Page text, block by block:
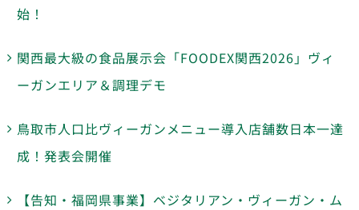
始！
関西最大級の食品展示会「FOODEX関西2026」ヴィ
ーガンエリア＆調理デモ
鳥取市人口比ヴィーガンメニュー導入店舗数日本一達
成！発表会開催
【告知・福岡県事業】ベジタリアン・ヴィーガン・ム